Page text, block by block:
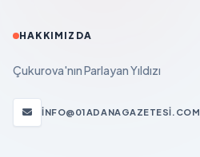
HAKKIMIZDA
Çukurova'nın Parlayan Yıldızı
INFO@01ADANAGAZETESI.COM